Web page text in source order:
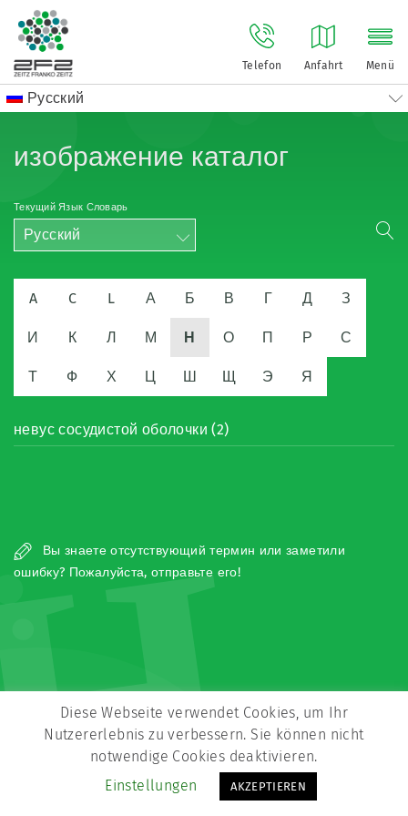
Menü
Telefon Anfahrt
Русский
изображение каталог
Текущий Язык Словарь
Русский
A C L А Б В Г Д З
И К Л М Н О П Р С
Т Ф Х Ц Ш Щ Э Я
невус сосудистой оболочки (2)
Вы знаете отсутствующий термин или заметили
ошибку? Пожалуйста, отправьте его!
Copyright © Zeitz Franko Zeitz
Kontakt Impressum Datenschutz
Diese Webseite verwendet Cookies, um Ihr
Nutzererlebnis zu verbessern. Sie können nicht
notwendige Cookies deaktivieren.
Einstellungen
AKZEPTIEREN